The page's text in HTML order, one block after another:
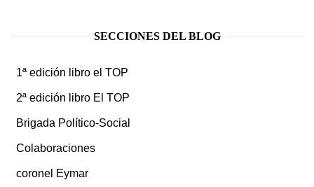
SECCIONES DEL BLOG
1ª edición libro el TOP
2ª edición libro El TOP
Brigada Político-Social
Colaboraciones
coronel Eymar